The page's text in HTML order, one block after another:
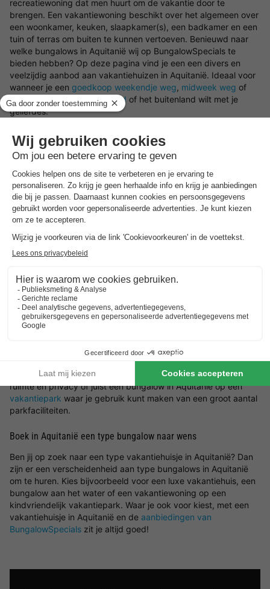
recreatiewoning dat men huurt om de vakantie door te
brengen. Een vakantiewoning beschikt over het algemeen over
een woonkamer, keuken, slaapkamer(s), een badkamer en een
tuin of terras om buiten te kunnen vertoeven. Benieuwd naar
welke bungalows in Aquitanië wij op BungalowSpecials te
bieden hebben? Op deze pagina vind je een een divers en
veelzijdig aanbod aan vakantiehuizen in Aquitanië. Ideaal voor
wanneer je een goedkoop weekendje weg, midweek weg of
een
weekje weg in Nederland of het buitenland wilt met je
geliefdes.
Welk soort bungalows in Aquitanië zijn er beschikbaar?
Op deze pagina filter je met gemak op de verschillende
mogelijke voorzieningen en/of faciliteiten om een vakantiehuisje
in Aquitanië te vinden die aansluit op jouw wensen. Ben je er
nog niet zeker van waar je precies naar op zoek bent? Wij
helpen je graag in Aquitanië een bungalow te boeken. Wil jij er
op het laatste moment even tussenuit? Kies dan voor een
Zoek jouw ideale locatie in Aquitanië voor het vakantiehuis
Wat voor type bungalow in Aquitanië wil jij boeken en in welke
omgeving wil jij zitten? Laat je inspireren door de mooiste
locaties en vakantiehuizen in Aquitanië. Kies een
Nederlandof ga in Aquitanië voor een bungalow en geniet van
een prachtige omgeving waar jij tot rust kunt komen. Bij
vakantiehuisjes in een bosrijke omgeving, aan zee, tussen de
bergen of in een rustige omgeving. Het is dus mogelijk om een
vakantiehuis in Aquitanië te huren met onder andere veel
ruimte en privacy of juist een bungalow in Aquitanië op een
vakantiepark waar je gebruik kunt maken van een groot aantal
parkfaciliteiten.
Boek in Aquitanië een type bungalow naar wens
Ben jij op zoek naar een type vakantiehuisje in Aquitanië? Dan
zijn er een verscheidenheid aan type bungalows in Aquitanië
om te huren. Kies bijvoorbeeld voor een luxe vakantiehuis, een
bungalow aan het water of een vakantiewoning op een
kindvriendelijk vakantiepark. Waar je ook voor kiest, met een
vakantiehuisje in Aquitanië en de aanbiedingen van
BungalowSpecials zit je altijd goed!